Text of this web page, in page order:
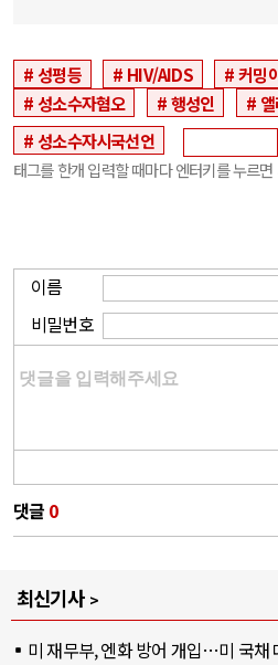
성평등 HIV/AIDS 커밍
성소수자혐오
행성인
성소수자시국선언
태그를 한개 입력할 때마다 엔터키를 누르
이름
비밀번호
댓글 0
최신기사
미 재무부, 엔화 방어 개입…미 국채